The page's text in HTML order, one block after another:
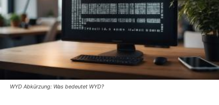
WYD Abkürzung: Was bedeutet WYD?